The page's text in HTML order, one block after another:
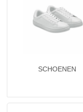
SCHOENEN